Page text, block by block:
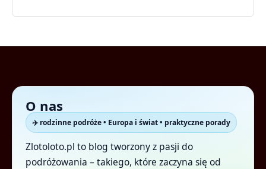
O nas
✈️ rodzinne podróże • Europa i świat • praktyczne porady
Zlotoloto.pl to blog tworzony z pasji do
podróżowania – takiego, które zaczyna się od